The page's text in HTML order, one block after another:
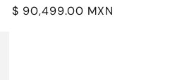
Precio
$ 90,499.00 MXN